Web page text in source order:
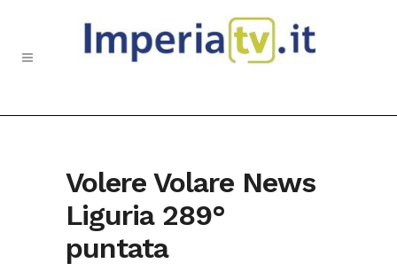
Volere Volare News
Liguria 289°
puntata